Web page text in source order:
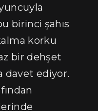
birinci şahıs
korku
bir dehşet
davet ediyor.